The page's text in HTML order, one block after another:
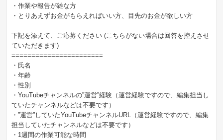
・作業や報告が雑な方
・とりあえずお金がもらえればいい方、目先のお金が欲しい方
下記を添えて、ご応募ください (こちらがない場合は回答を控えさせ
ていただきます)
=======================
・氏名
・年齢
・性別
・YouTubeチャンネルの”運営”経験（運営経験ですので、編集担当し
ていたチャンネルなどは不要です）
・”運営”していたYouTubeチャンネルURL（運営経験ですので、編集
担当していたチャンネルなどは不要です）
・1週間の作業可能な時間